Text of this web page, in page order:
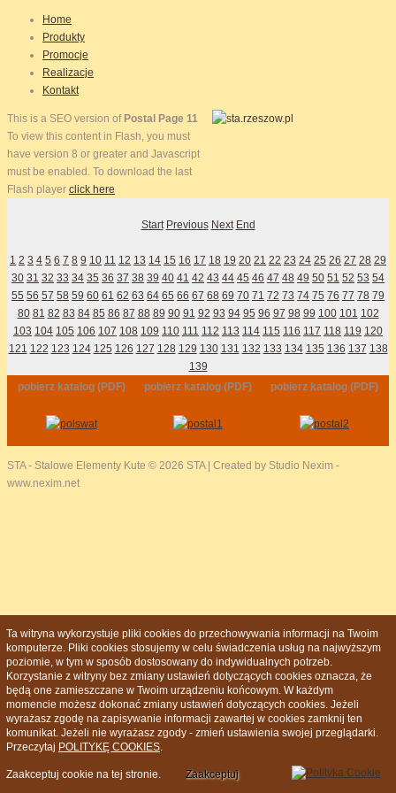
Home
Produkty
Promocje
Realizacje
Kontakt
This is a SEO version of Postal Page 11
To view this content in Flash, you must
have version 8 or greater and Javascript
must be enabled. To download the last
Flash player click here
Start Previous Next End
1 2 3 4 5 6 7 8 9 10 11 12 13 14 15 16 17 18 19 20 21 22 23 24 25 26 27 28 29
30 31 32 33 34 35 36 37 38 39 40 41 42 43 44 45 46 47 48 49 50 51 52 53 54
55 56 57 58 59 60 61 62 63 64 65 66 67 68 69 70 71 72 73 74 75 76 77 78 79
80 81 82 83 84 85 86 87 88 89 90 91 92 93 94 95 96 97 98 99 100 101 102
103 104 105 106 107 108 109 110 111 112 113 114 115 116 117 118 119 120
121 122 123 124 125 126 127 128 129 130 131 132 133 134 135 136 137 138
139
pobierz katalog (PDF)
pobierz katalog (PDF) pobierz katalog (PDF)
STA - Stalowe Elementy Kute © 2026 STA | Created by Studio Nexim -
www.nexim.net
Ta witryna wykorzystuje pliki cookies do przechowywania informacji na Twoim
komputerze. Pliki cookies stosujemy w celu świadczenia usług na najwyższym
poziomie, w tym w sposób dostosowany do indywidualnych potrzeb.
Korzystanie z witryny bez zmiany ustawień dotyczących cookies oznacza, że
będą one zamieszczane w Twoim urządzeniu końcowym. W każdym
momencie możesz dokonać zmiany ustawień dotyczących cookies. Jeżeli
wyrażasz zgodę na zapisywanie informacji zawartej w cookies zamknij ten
komunikat. Jeżeli nie wyrażasz zgody - zmień ustawienia swojej przeglądarki.
Przeczytaj POLITYKĘ COOKIES.
Zaakceptuj cookie na tej stronie. Zaakceptuj